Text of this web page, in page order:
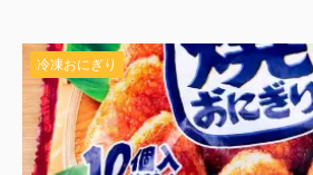
冷凍おにぎり